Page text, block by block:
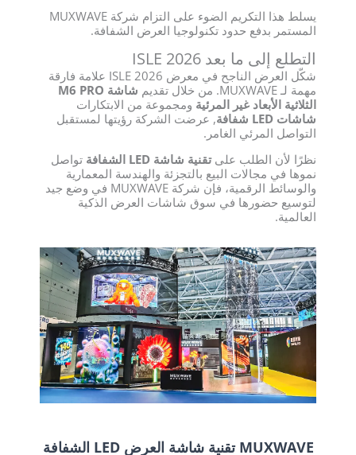
يسلط هذا التكريم الضوء على التزام شركة MUXWAVE
المستمر بدفع حدود تكنولوجيا العرض الشفافة.
التطلع إلى ما بعد ISLE 2026
شكّل العرض الناجح في معرض ISLE 2026 علامة فارقة
مهمة لـ MUXWAVE. من خلال تقديم
شاشة M6 PRO
الثلاثية الأبعاد غير المرئية ومجموعة من الابتكارات
شاشات LED شفافة
, عرضت الشركة رؤيتها لمستقبل
التواصل المرئي الغامر.
نظرًا لأن الطلب علىتقنية شاشة LED الشفافة
تواصل
نموها في مجالات البيع بالتجزئة والهندسة المعمارية
والوسائط الرقمية، فإن شركة MUXWAVE في وضع جيد
لتوسيع حضورها في سوق شاشات العرض الذكية
العالمية.
MUXWAVE تقنية شاشة العرض LED الشفافة